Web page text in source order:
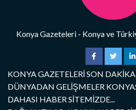
Konya Gazeteleri - Konya ve
KONYA GAZETELERİ SON
DÜNYADAN GELİŞMELER
DAHASI HABER SİTEMİZDE...